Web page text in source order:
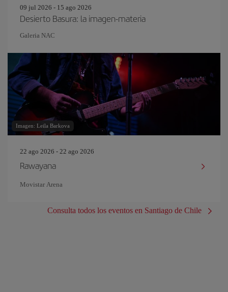
09 jul 2026 - 15 ago 2026
Desierto Basura: la imagen-materia
Galeria NAC
Imagen: Leila Barkova
22 ago 2026 - 22 ago 2026
Rawayana
Movistar Arena
Consulta todos los eventos en Santiago de Chile